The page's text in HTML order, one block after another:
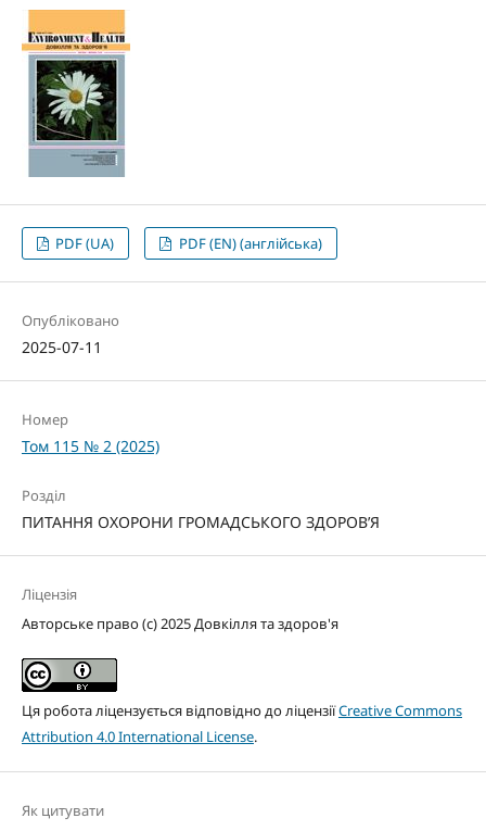
PDF (UA) PDF (EN) (англійська)
Опубліковано
2025-07-11
Номер
Том 115 № 2 (2025)
Розділ
ПИТАННЯ ОХОРОНИ ГРОМАДСЬКОГО ЗДОРОВ’Я
Ліцензія
Авторське право (c) 2025 Довкілля та здоров'я
Ця робота ліцензується відповідно до ліцензіїCreative Commons
Attribution 4.0 International License.
Як цитувати